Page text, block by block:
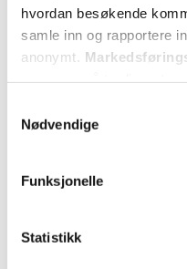
hvordan besøkende
samle inn og rapportere
anonymt.
Nødvendige
Funksjonelle
Statistikk